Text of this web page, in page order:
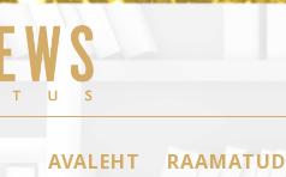
AVALEHT RAAMATUD